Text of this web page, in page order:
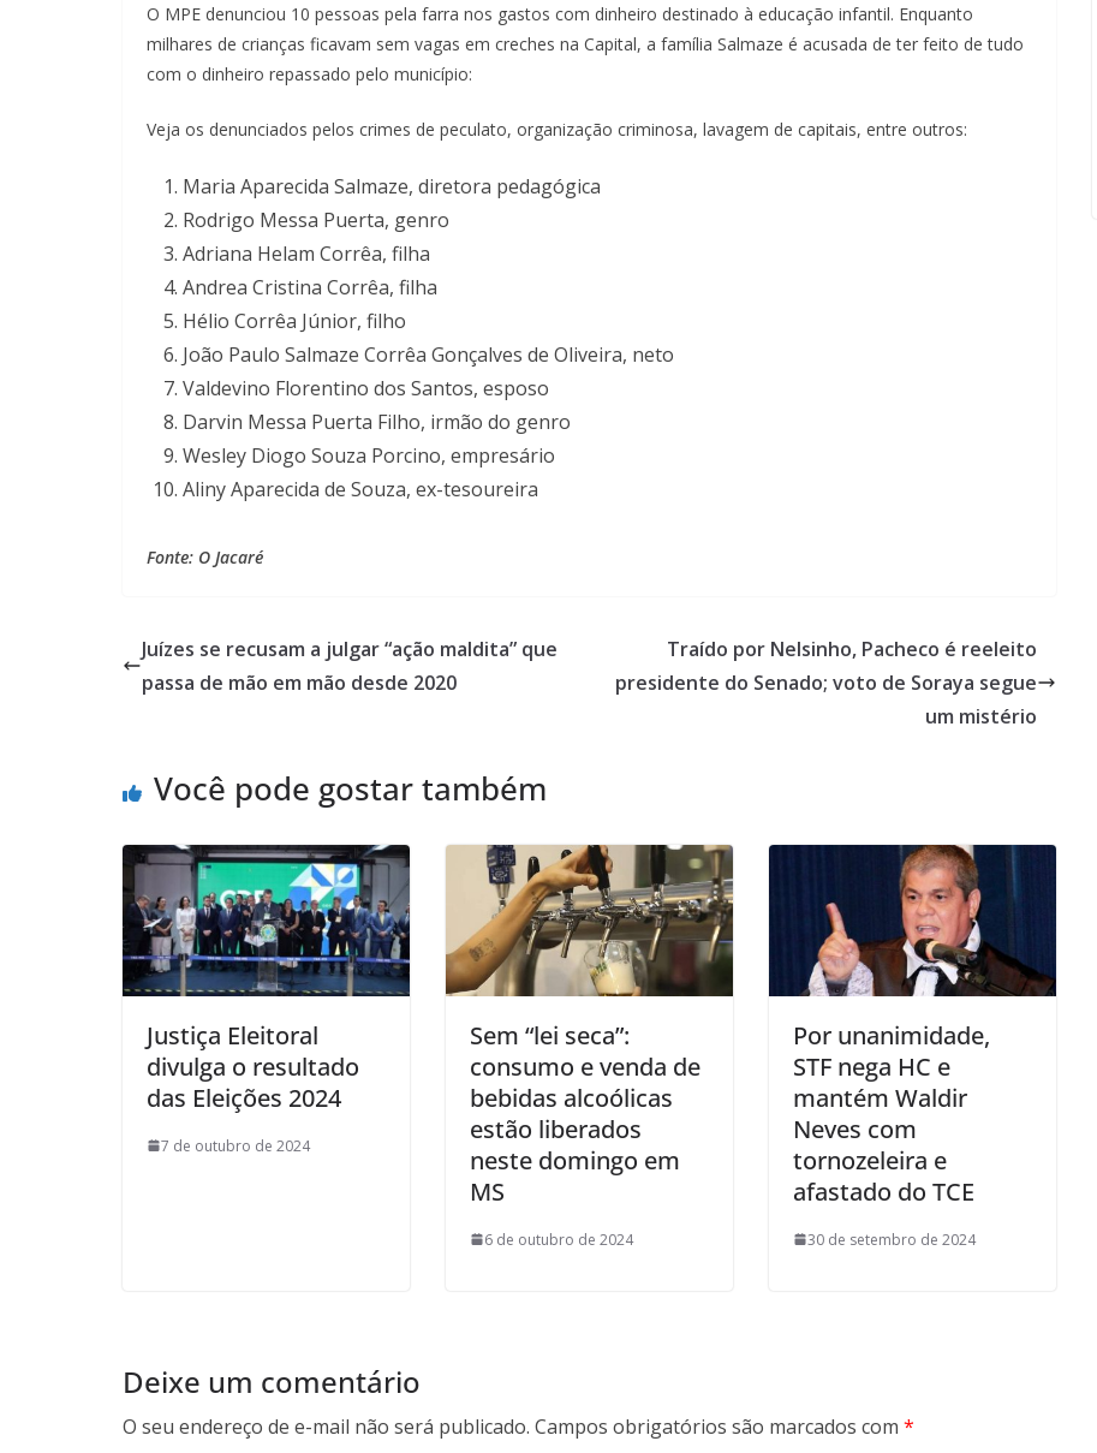
O MPE denunciou 10 pessoas pela farra nos gastos com dinheiro destinado à educação infantil. Enquanto
milhares de crianças ficavam sem vagas em creches na Capital, a família Salmaze é acusada de ter feito de tudo
com o dinheiro repassado pelo município:
Veja os denunciados pelos crimes de peculato, organização criminosa, lavagem de capitais, entre outros:
Maria Aparecida Salmaze, diretora pedagógica
Rodrigo Messa Puerta, genro
Adriana Helam Corrêa, filha
Andrea Cristina Corrêa, filha
Hélio Corrêa Júnior, filho
João Paulo Salmaze Corrêa Gonçalves de Oliveira, neto
Valdevino Florentino dos Santos, esposo
Darvin Messa Puerta Filho, irmão do genro
Wesley Diogo Souza Porcino, empresário
Aliny Aparecida de Souza, ex-tesoureira
Fonte: O Jacaré
Juízes se recusam a julgar “ação maldita” que
passa de mão em mão desde 2020
Traído por Nelsinho, Pacheco é reeleito
presidente do Senado; voto de Soraya segue
um mistério
Você pode gostar também
Justiça Eleitoral
divulga o resultado
das Eleições 2024
7 de outubro de 2024
Sem “lei seca”:
consumo e venda de
bebidas alcoólicas
estão liberados
neste domingo em
MS
6 de outubro de 2024
Por unanimidade,
STF nega HC e
mantém Waldir
Neves com
tornozeleira e
afastado do TCE
30 de setembro de 2024
Deixe um comentário
O seu endereço de e-mail não será publicado. Campos obrigatórios são marcados com *